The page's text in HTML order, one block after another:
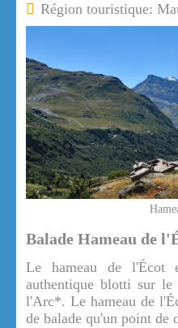
Région touristique:
Balade Hameau de
Le hameau de l'Écot
authentique blotti sur
l'Arc*. Le hameau de
de balade qu'un point de